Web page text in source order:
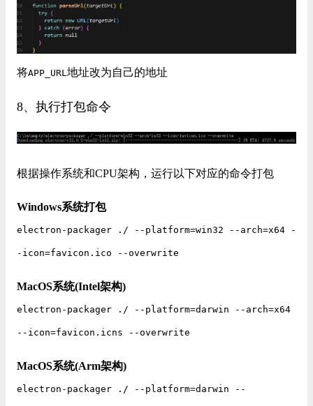
将APP_URL地址改为自己的地址
8、执行打包命令
根据操作系统和CPU架构，运行以下对应的命令打包
Windows系统打包
electron-packager ./ --platform=win32 --arch=x64 -
-icon=favicon.ico --overwrite
MacOS系统(Intel架构)
electron-packager ./ --platform=darwin --arch=x64
--icon=favicon.icns --overwrite
MacOS系统(Arm架构)
electron-packager ./ --platform=darwin --